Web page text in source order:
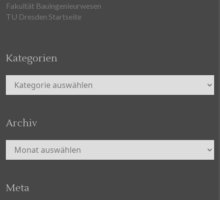
Fakultät Bauingenieurwesen
TU Dresden Startseite
Kategorien
Kategorien
Archiv
Archiv
Meta